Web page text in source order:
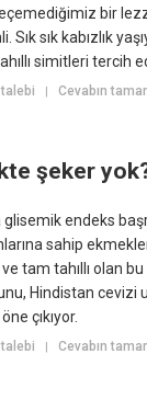
bir
sık kabızlık
simitleri tercih
talebi |Cevabın
şeker
glisemik endeks
sahip
tam tahıllı olan
Hindistan cevizi
çıkıyor.
talebi |Cevabın